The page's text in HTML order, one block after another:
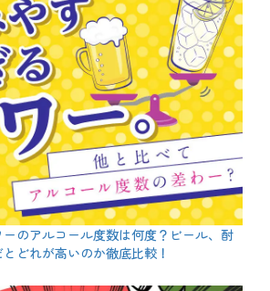
のアルコール度数は何度？ビール、酎
どれが高いのか徹底比較！